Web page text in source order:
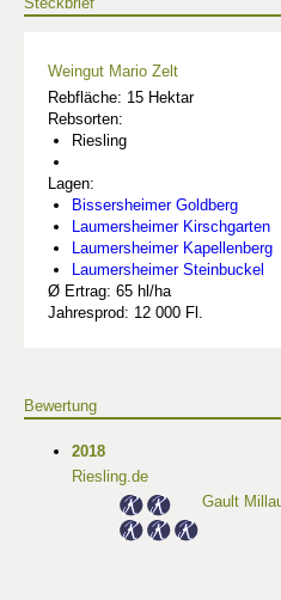
Weingut Mario Zelt
Rebfläche: 15 Hektar
Rebsorten:
Riesling
Lagen:
Bissersheimer Goldberg
Laumersheimer Kirschgarten
Laumersheimer Kapellenberg
Laumersheimer Steinbuckel
Ø Ertrag: 65 hl/ha
Jahresprod: 12 000 Fl.
Bewertung
2018
Riesling.de
Gault